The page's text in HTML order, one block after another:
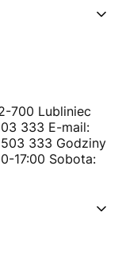
700 Lubliniec
333 E-mail:
333 Godziny
17:00 Sobota: